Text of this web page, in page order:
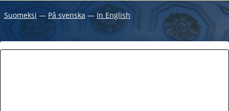
Suomeksi ― På svenska ― In English